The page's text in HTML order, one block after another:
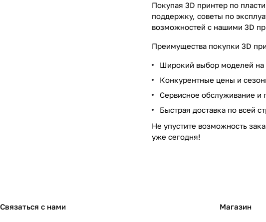
Покупая 3D принтер по
поддержку, советы по
возможностей с нашими 3D
Преимущества покупки 3D
Широкий выбор моделей
Конкурентные цены и
Сервисное обслуживание и
Быстрая доставка по всей
Не упустите возможность
уже сегодня!
Связаться с нами Магазин